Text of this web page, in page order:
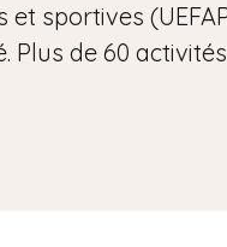
sportives
de 60